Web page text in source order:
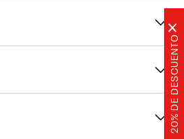
20% DE DESCUENTO
×